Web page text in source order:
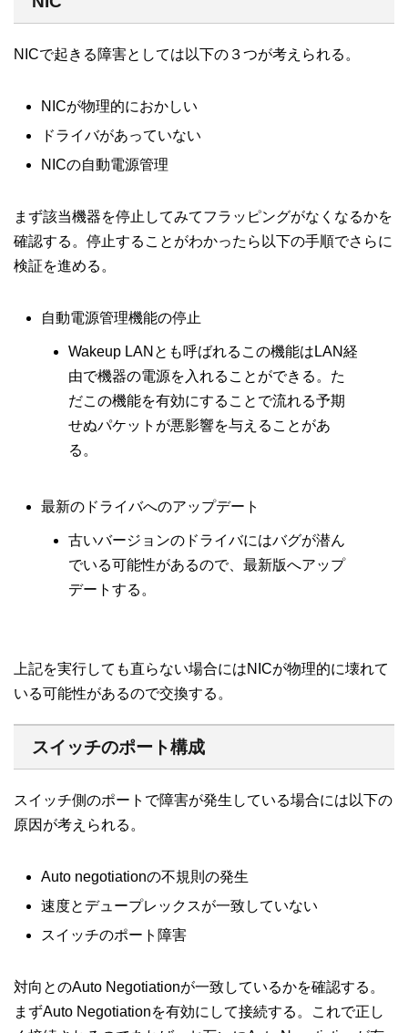
NICで起きる障害としては以下の３つが考えられる。
NICが物理的におかしい
ドライバがあっていない
NICの自動電源管理
まず該当機器を停止してみてフラッピングがなくなるかを
確認する。停止することがわかったら以下の手順でさらに
検証を進める。
自動電源管理機能の停止
Wakeup LANとも呼ばれるこの機能はLAN経
由で機器の電源を入れることができる。た
だこの機能を有効にすることで流れる予期
せぬパケットが悪影響を与えることがあ
る。
最新のドライバへのアップデート
古いバージョンのドライバにはバグが潜ん
でいる可能性があるので、最新版へアップ
デートする。
上記を実行しても直らない場合にはNICが物理的に壊れて
いる可能性があるので交換する。
スイッチのポート構成
スイッチ側のポートで障害が発生している場合には以下の
原因が考えられる。
Auto negotiationの不規則の発生
速度とデュープレックスが一致していない
スイッチのポート障害
対向とのAuto Negotiationが一致しているかを確認する。
まずAuto Negotiationを有効にして接続する。これで正し